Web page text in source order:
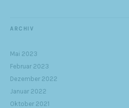
ARCHIV
Mai 2023
Februar 2023
Dezember 2022
Januar 2022
Oktober 2021